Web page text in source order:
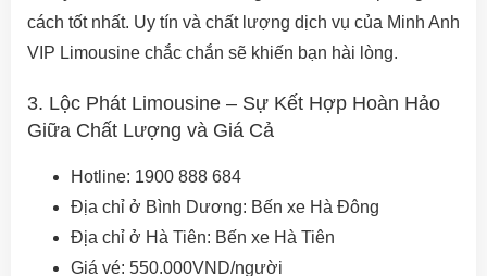
cách tốt nhất. Uy tín và chất lượng dịch vụ của Minh Anh
VIP Limousine chắc chắn sẽ khiến bạn hài lòng.
3. Lộc Phát Limousine – Sự Kết Hợp Hoàn Hảo
Giữa Chất Lượng và Giá Cả
Hotline: 1900 888 684
Địa chỉ ở Bình Dương: Bến xe Hà Đông
Địa chỉ ở Hà Tiên: Bến xe Hà Tiên
Giá vé: 550.000VND/người